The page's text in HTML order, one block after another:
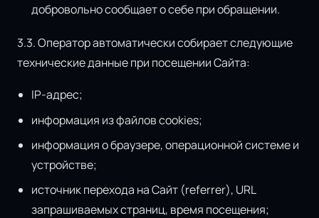
добровольно сообщает о себе при обращении.
3.3. Оператор автоматически собирает следующие
технические данные при посещении Сайта:
IP-адрес;
информация из файлов cookies;
информация о браузере, операционной системе и
устройстве;
источник перехода на Сайт (referrer), URL
запрашиваемых страниц, время посещения;